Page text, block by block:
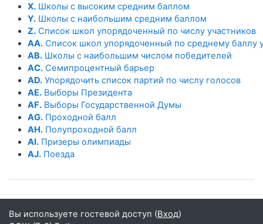
X. Школы с высоким средним баллом
Y. Школы с наибольшим средним баллом
Z. Список школ упорядоченный по числу участников
AA. Список школ упорядоченный по среднему баллу
AB. Школы с наибольшим числом победителей
AC. Семипроцентный барьер
AD. Упорядочить список партий по числу голосов
AE. Выборы Президента
AF. Выборы Государственной Думы
AG. Проходной балл
AH. Полупроходной балл
AI. Призеры олимпиады
AJ. Поезда
Вы используете гостевой доступ (Вход)